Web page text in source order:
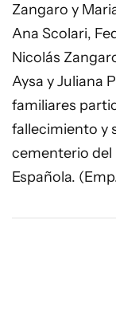
Zangaro y
Ana Scolari,
Nicolás
Aysa y Juliana
familiares
fallecimiento y
cementerio del
Española.